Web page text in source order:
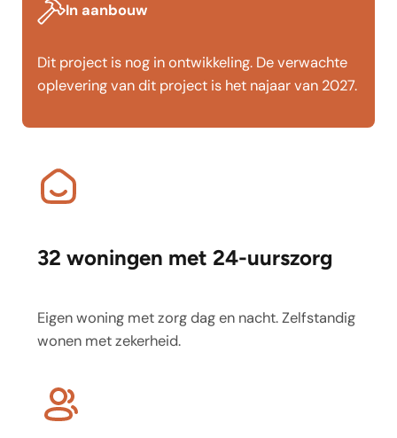
In aanbouw
Dit project is nog in ontwikkeling. De verwachte
oplevering van dit project is het najaar van 2027.
32 woningen met 24-uurszorg
Eigen woning met zorg dag en nacht. Zelfstandig
wonen met zekerheid.